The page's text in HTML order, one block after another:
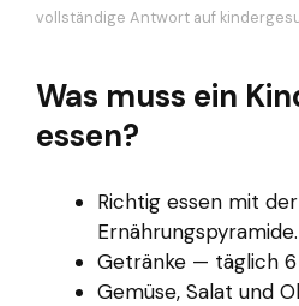
vollständige Antwort auf
Was muss ein
essen?
Richtig essen mit der
Ernährungspyramide.
Getränke — täglich
Gemüse, Salat und